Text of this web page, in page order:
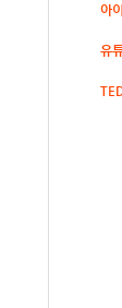
아
유